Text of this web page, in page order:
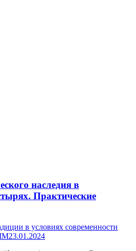
наследия в
Практические
в условиях современности
23.01.2024